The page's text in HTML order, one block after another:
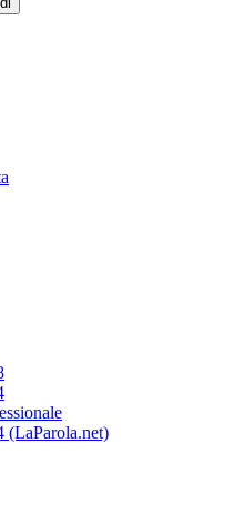
(LaParola.net)